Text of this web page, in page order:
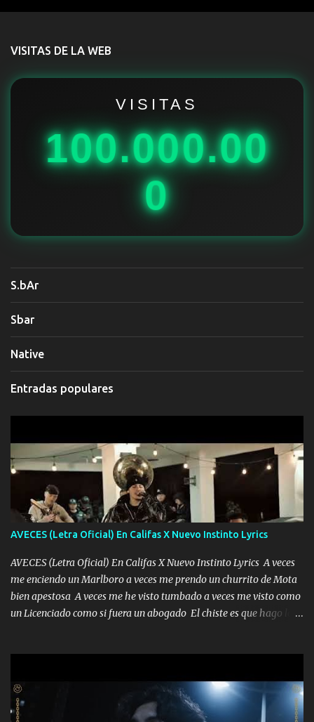
t
r
VISITAS DE LA WEB
VISITAS
100.000.00
0
S.bAr
Sbar
Native
Entradas populares
AVECES (Letra Oficial) En Califas X Nuevo Instinto Lyrics
AVECES (Letra Oficial) En Califas X Nuevo Instinto Lyrics A veces
me enciendo un Marlboro a veces me prendo un churrito de Mota
bien apestosa A veces me he visto tumbado a veces me visto como
un Licenciado como si fuera un abogado El chiste es que hago lo
corriente no quieren verte subir de level trucha mis plebes Música
A veces me pongo un sombrero a veces me ven la cachucha de lado
con la mirada siempre en alto A veces me fajó una super o a veces